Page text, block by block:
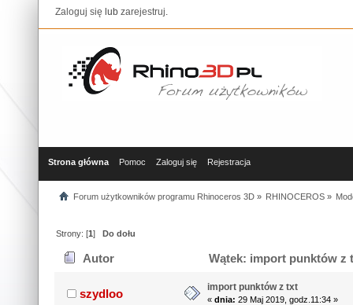
Zaloguj się lub zarejestruj.
Strona główna Pomoc Zaloguj się Rejestracja
Forum użytkowników programu Rhinoceros 3D» RHINOCEROS»
Strony: [1]Do dołu
Autor Wątek: import punktów z
szydloo import punktów z txt
«dnia: 29 Maj 2019, godz.11:34 »